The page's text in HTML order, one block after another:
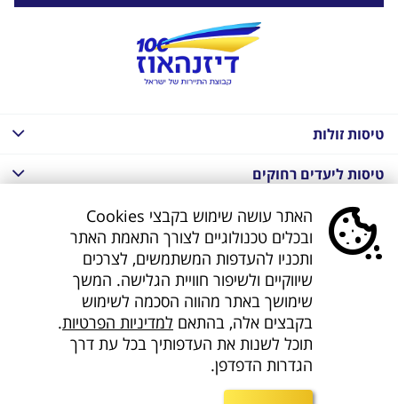
טיסות זולות
טיסות ליעדים רחוקים
חבילות נופש בחו"ל
חבילות נופש בחו"ל
חבילות טוס וסע
דילים לחו"ל
קישורים נוספים
האתר עושה שימוש בקבצי Cookies
ובכלים טכנולוגיים לצורך התאמת האתר
ותכניו להעדפות המשתמשים, לצרכים
שיווקיים ולשיפור חוויית הגלישה. המשך
שימושך באתר מהווה הסכמה לשימוש
בקבצים אלה, בהתאם למדיניות הפרטיות.
תוכל לשנות את העדפותיך בכל עת דרך
הגדרות הדפדפן.